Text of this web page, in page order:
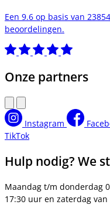
Een 9.6 op basis van 23854
beoordelingen.
Onze partners
Instagram
TikTok
Hulp nodig? We
Maandag t/m donderdag
17:30 uur en zaterdag